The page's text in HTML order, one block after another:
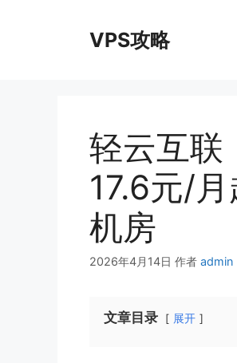
VPS攻略
轻云互联
17.6元/
机房
2026年4月14日 作者 admin
文章目录 展开